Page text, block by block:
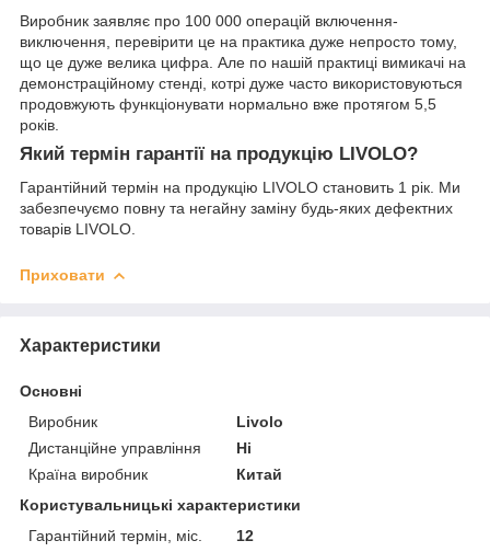
Виробник заявляє про 100 000 операцій включення-
виключення, перевірити це на практика дуже непросто тому,
що це дуже велика цифра. Але по нашій практиці вимикачі на
демонстраційному стенді, котрі дуже часто використовуються
продовжують функціонувати нормально вже протягом 5,5
років.
Який термін гарантії на продукцію LIVOLO?
Гарантійний термін на продукцію LIVOLO становить 1 рік. Ми
забезпечуємо повну та негайну заміну будь-яких дефектних
товарів LIVOLO.
Приховати
Характеристики
Основні
Виробник
Livolo
Дистанційне управління
Ні
Країна виробник
Китай
Користувальницькі характеристики
Гарантійний термін, міс.
12